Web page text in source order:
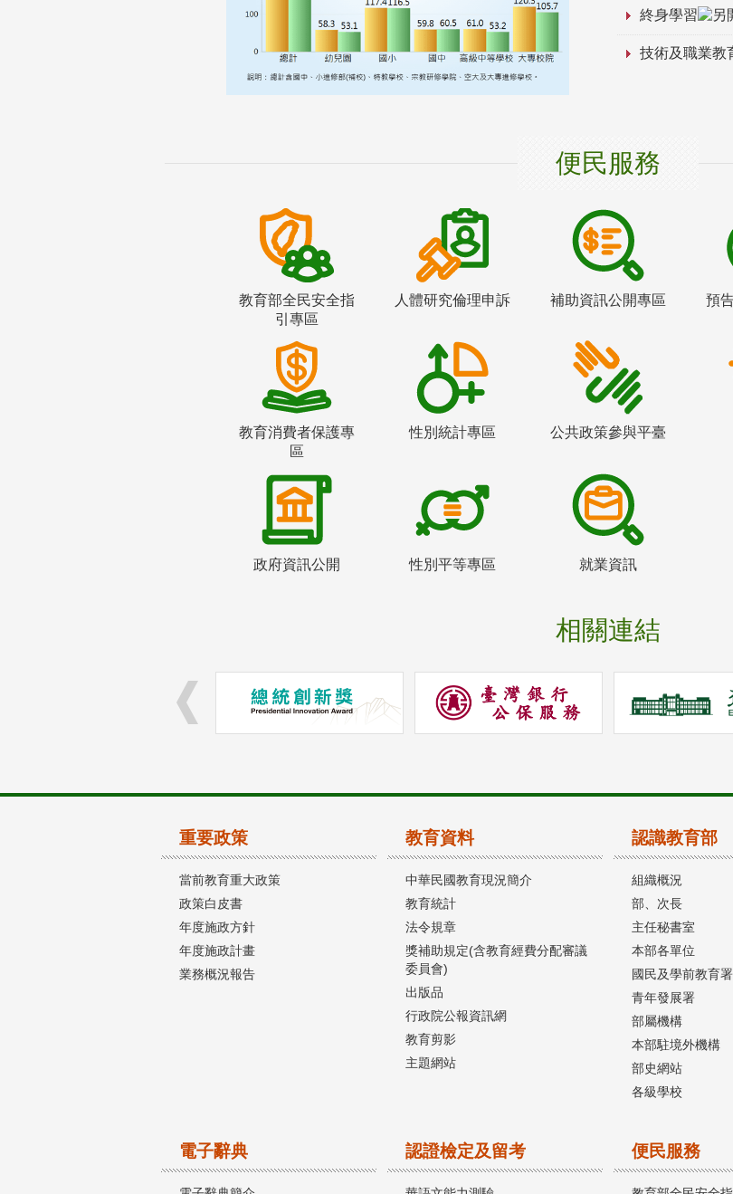
終身學習
技術及職業教
便民服務
教育部全民安全指
引專區
人體研究倫理申訴 補助資訊公開專區
預
教育消費者保護專
區
性別統計專區 公共政策參與平臺
政府資訊公開 性別平等專區 就業資訊
相關連結
重要政策
當前教育重大政策
政策白皮書
年度施政方針
年度施政計畫
業務概況報告
教育資料
中華民國教育現況簡介
教育統計
法令規章
獎補助規定(含教育經費分配審議
委員會)
出版品
行政院公報資訊網
教育剪影
主題網站
認識教育部
組織概況
部、次長
主任秘書室
本部各單位
國民及學前教育署
青年發展署
部屬機構
本部駐境外機構
部史網站
各級學校
電子辭典 認證檢定及留考 便民服務